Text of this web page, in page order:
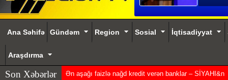
Ana Səhifə Gündəm Region Sosial İqtisadiyyat
Araşdırma
Son Xəbərlər Ən aşağı faizlə nağd kredit verən banklar – SİYAHI